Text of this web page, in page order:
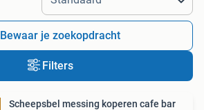
Bewaar je zoekopdracht
Filters
Scheepsbel messing koperen cafe bar